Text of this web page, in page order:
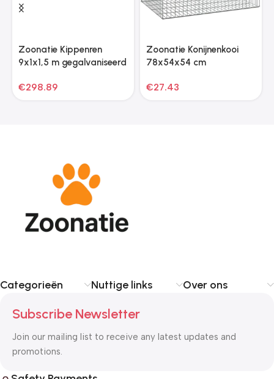
Zoonatie Kippenren
9x1x1,5 m gegalvaniseerd
€298.89
Zoonatie Konijnenkooi
78x54x54 cm
€27.43
Categorieën Nuttige links Over ons
Subscribe Newsletter
Join our mailing list to receive any latest updates and
promotions.